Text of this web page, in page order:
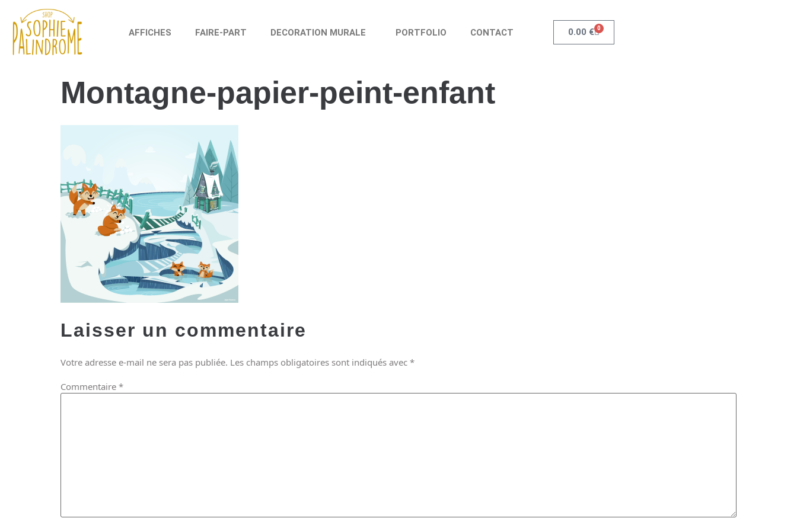
AFFICHES FAIRE-PART DECORATION MURALE PORTFOLIO CONTACT 0.00 € 0
Montagne-papier-peint-enfant
Laisser un commentaire
Votre adresse e-mail ne sera pas publiée. Les champs obligatoires sont indiqués avec *
Commentaire *